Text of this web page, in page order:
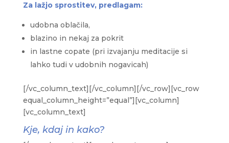
Za lažjo sprostitev, predlagam:
udobna oblačila,
blazino in nekaj za pokrit
in lastne copate (pri izvajanju meditacije si
lahko tudi v udobnih nogavicah)
[/vc_column_text][/vc_column][/vc_row][vc_row
equal_column_height=”equal”][vc_column]
[vc_column_text]
Kje, kdaj in kako?